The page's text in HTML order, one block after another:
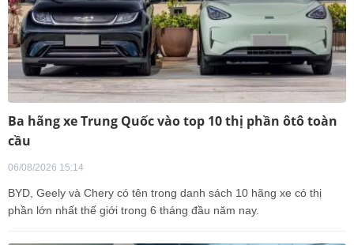
Ba hãng xe Trung Quốc vào top 10 thị phần ôtô toàn
cầu
06/08/2026 15:14
BYD, Geely và Chery có tên trong danh sách 10 hãng xe có thị
phần lớn nhất thế giới trong 6 tháng đầu năm nay.